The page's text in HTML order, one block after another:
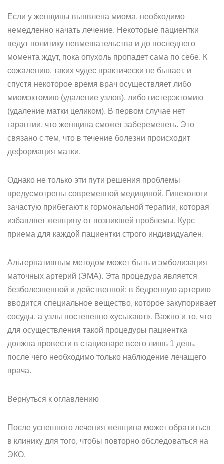
Если у женщины выявлена миома, необходимо
немедленно начать лечение. Некоторые пациентки
ведут политику невмешательства и до последнего
момента ждут, пока опухоль пропадет сама по себе. К
сожалению, таких чудес практически не бывает, и
спустя некоторое время врач осуществляет либо
миомэктомию (удаление узлов), либо гистерэктомию
(удаление матки целиком). В первом случае нет
гарантии, что женщина сможет забеременеть. Это
связано с тем, что в течение болезни происходит
деформация матки.
Однако не только эти пути решения проблемы
предусмотрены современной медициной. Гинекологи
зачастую прибегают к гормональной терапии, которая
избавляет женщину от возникшей проблемы. Курс
приема для каждой пациентки строго индивидуален.
Альтернативным методом может быть и эмболизация
маточных артерий (ЭМА). Эта процедура является
безболезненной и действенной: в бедренную артерию
вводится специальное вещество, которое закупоривает
сосуды, а узлы постепенно «усыхают». Важно и то, что
для осуществления такой процедуры пациентка
должна провести в стационаре всего лишь 1 день,
после чего необходимо только наблюдение лечащего
врача.
Вернуться к оглавлению
После успешного лечения женщина может обратиться
в клинику для того, чтобы повторно обследоваться на
ЭКО.